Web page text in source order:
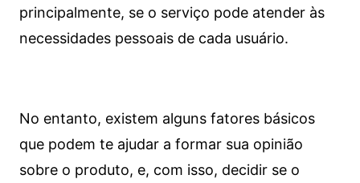
principalmente, se o serviço pode atender às
necessidades pessoais de cada usuário.
No entanto, existem alguns fatores básicos
que podem te ajudar a formar sua opinião
sobre o produto, e, com isso, decidir se o